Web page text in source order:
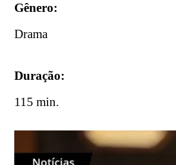
Gênero:
Drama
Duração:
115 min.